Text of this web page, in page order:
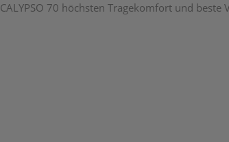
CALYPSO 70 höchsten Tragekomfort und beste